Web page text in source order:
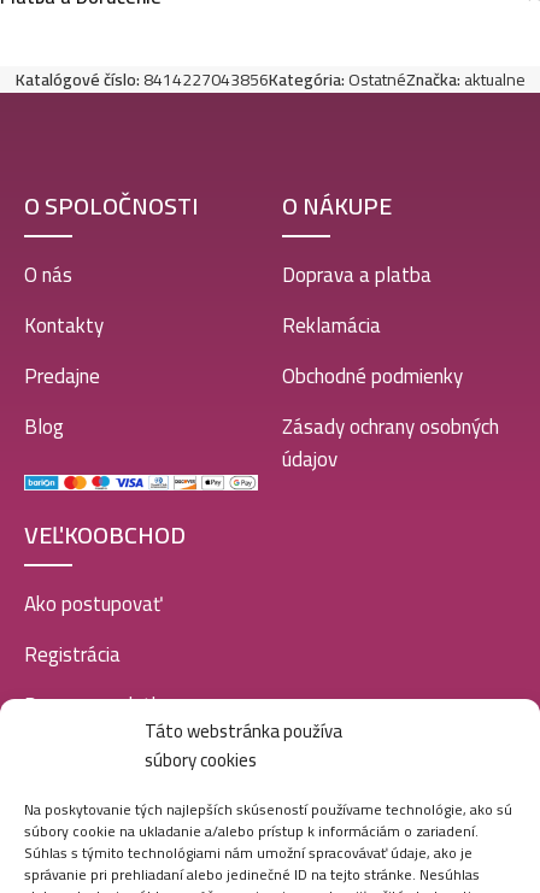
Táto webstránka používa
súbory cookies
Na poskytovanie tých najlepších skúseností používame technológie, ako sú
súbory cookie na ukladanie a/alebo prístup k informáciám o zariadení.
Súhlas s týmito technológiami nám umožní spracovávať údaje, ako je
správanie pri prehliadaní alebo jedinečné ID na tejto stránke. Nesúhlas
Katalógové číslo:8414227043856Kategória:OstatnéZnačka:aktualne
O SPOLOČNOSTI
O nás
Kontakty
Predajne
Blog
O NÁKUPE
Doprava a platba
Reklamácia
Obchodné podmienky
Zásady ochrany osobných
údajov
VEĽKOOBCHOD
Ako postupovať
Registrácia
Doprava a platba
SOCIÁLNE SIETE